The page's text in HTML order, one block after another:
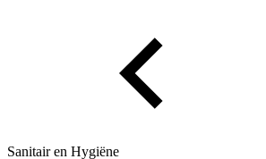
Sanitair en Hygiëne